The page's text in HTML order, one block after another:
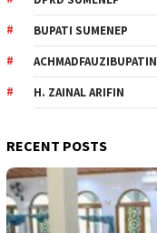
BUPATI SUMENEP
H. ZAINAL ARIFIN
RECENT POSTS